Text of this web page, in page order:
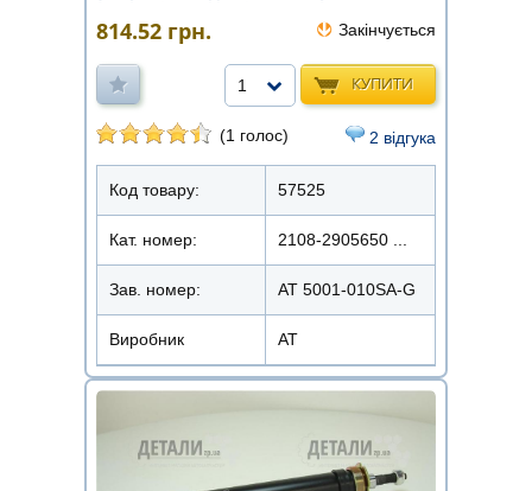
814.52 грн. Закінчується
КУПИТИ
1
(1 голос) 2 відгука
Код товару: 57525
Кат. номер: 2108-2905650 ...
Зав. номер: AT 5001-010SA-G
Виробник АТ